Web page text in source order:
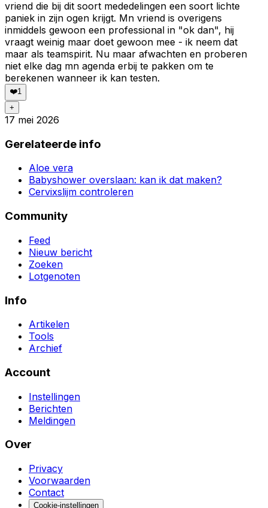
vriend die bij dit soort mededelingen een soort lichte
paniek in zijn ogen krijgt. Mn vriend is overigens
inmiddels gewoon een professional in "ok dan", hij
vraagt weinig maar doet gewoon mee - ik neem dat
maar als teamspirit. Nu maar afwachten en proberen
niet elke dag mn agenda erbij te pakken om te
berekenen wanneer ik kan testen.
❤️1
+
17 mei 2026
Gerelateerde info
Aloe vera
Babyshower overslaan: kan ik dat maken?
Cervixslijm controleren
Community
Feed
Nieuw bericht
Zoeken
Lotgenoten
Info
Artikelen
Tools
Archief
Account
Instellingen
Berichten
Meldingen
Over
Privacy
Voorwaarden
Contact
Cookie-instellingen